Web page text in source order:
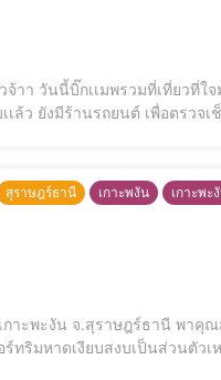
วมที่เที่ยวที่ใจมาให้เพื่อนๆได้save กันไว้เพื่อ
ามผ่อนคลาย
สุราษฎร์ธานี เกาะพงัน เกาะพะ